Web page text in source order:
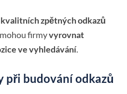
zpětných odkazů
firmyvyrovnat
ve vyhledávání.
při budování odkazů